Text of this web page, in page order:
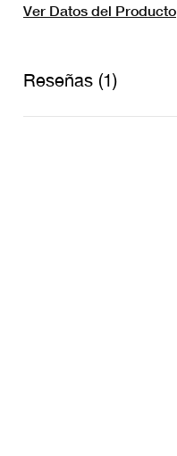
Ver Datos del Producto
Reseñas (1)